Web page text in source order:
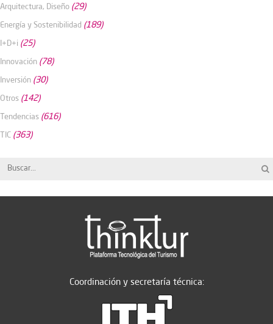
Arquitectura, Diseño (29)
Energía y Sostenibilidad (189)
I+D+i (25)
Innovación (78)
Inversión (30)
Otros (142)
Tendencias (616)
TIC (363)
Coordinación y secretaría técnica: